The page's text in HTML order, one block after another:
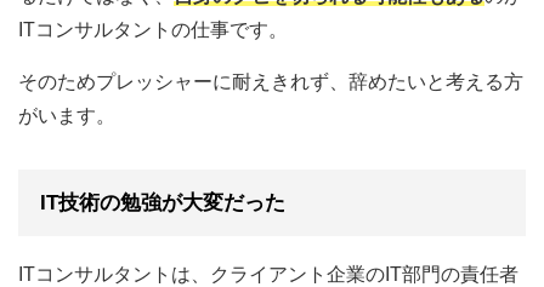
ITコンサルタントの仕事です。
そのためプレッシャーに耐えきれず、辞めたいと考える方
がいます。
IT技術の勉強が大変だった
ITコンサルタントは、クライアント企業のIT部門の責任者